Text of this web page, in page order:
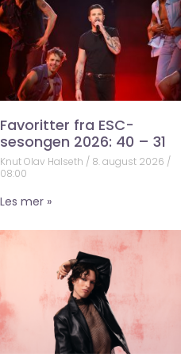
Favoritter fra ESC-
sesongen 2026: 40 – 31
Knut Olav Halseth
8. august 2026
08:00
Les mer »